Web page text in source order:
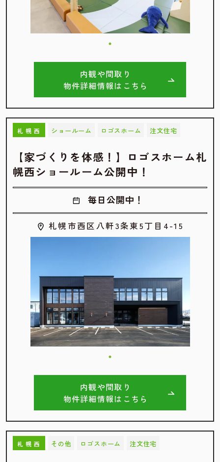
内観や間取り
物件詳細情報はこちら
札幌西 ショールーム ロゴスホーム 注文住宅
【家づくりを体感！】ロゴスホーム札
幌西ショールーム公開中！
毎日公開中！
札幌市西区八軒3条東5丁目4-15
内観や間取り
物件詳細情報はこちら
札幌西 その他 ロゴスホーム 注文住宅